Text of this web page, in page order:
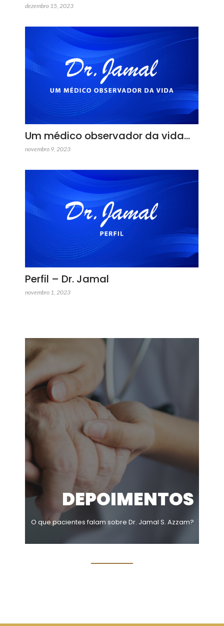
dezembro 15, 2023
Um médico observador da vida…
novembro 9, 2023
Perfil – Dr. Jamal
novembro 1, 2023
DEPOIMENTOS
O que pacientes falam sobre Dr. Jamal S. Azzam?